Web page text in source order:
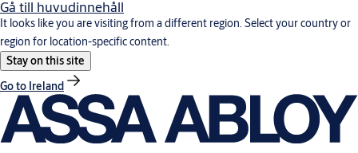
Gå till huvudinnehåll
It looks like you are visiting from a different region. Select your country or
region for location-specific content.
Stay on this site
Go to Ireland